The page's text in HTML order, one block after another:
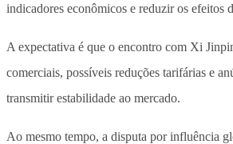
indicadores econômicos e reduzir os efeitos
A expectativa é que o encontro com Xi
comerciais, possíveis reduções tarifárias e
transmitir estabilidade ao mercado.
Ao mesmo tempo, a disputa por influência